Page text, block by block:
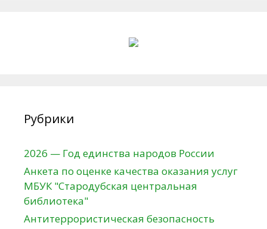
Рубрики
2026 — Год единства народов России
Анкета по оценке качества оказания услуг
МБУК "Стародубская центральная
библиотека"
Антитеррористическая безопасность